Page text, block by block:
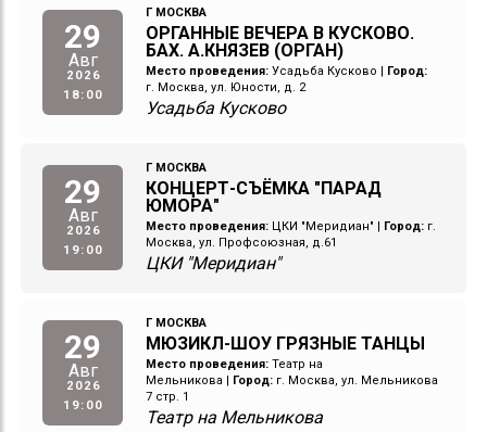
29
Авг
2026
18:00
Г МОСКВА
ОРГАННЫЕ ВЕЧЕРА В КУСКОВО.
БАХ. А.КНЯЗЕВ (ОРГАН)
Место проведения: Усадьба Кусково | Город:
г. Москва, ул. Юности, д. 2
Усадьба Кусково
29
Авг
2026
19:00
Г МОСКВА
КОНЦЕРТ-СЪЁМКА "ПАРАД
ЮМОРА"
Место проведения: ЦКИ "Меридиан" | Город: г.
Москва, ул. Профсоюзная, д.61
ЦКИ "Меридиан"
29
Авг
2026
19:00
Г МОСКВА
МЮЗИКЛ-ШОУ ГРЯЗНЫЕ ТАНЦЫ
Место проведения: Театр на
Мельникова | Город: г. Москва, ул. Мельникова
7 стр. 1
Театр на Мельникова